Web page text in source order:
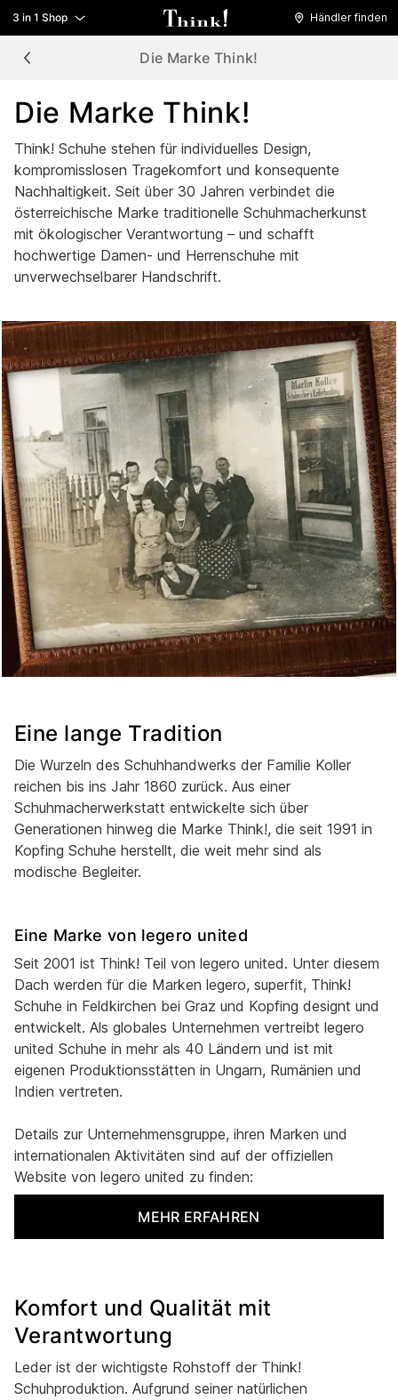
3 in 1 Shop Händler finden
Die Marke Think!
Die Marke Think!
Think! Schuhe stehen für individuelles Design,
kompromisslosen Tragekomfort und konsequente
Nachhaltigkeit. Seit über 30 Jahren verbindet die
österreichische Marke traditionelle Schuhmacherkunst
mit ökologischer Verantwortung – und schafft
hochwertige Damen- und Herrenschuhe mit
unverwechselbarer Handschrift.
Eine lange Tradition
Die Wurzeln des Schuhhandwerks der Familie Koller
reichen bis ins Jahr 1860 zurück. Aus einer
Schuhmacherwerkstatt entwickelte sich über
Generationen hinweg die Marke Think!, die seit 1991 in
Kopfing Schuhe herstellt, die weit mehr sind als
modische Begleiter.
Eine Marke von legero united
Seit 2001 ist Think! Teil von legero united. Unter diesem
Dach werden für die Marken legero, superfit, Think!
Schuhe in Feldkirchen bei Graz und Kopfing designt und
entwickelt. Als globales Unternehmen vertreibt legero
united Schuhe in mehr als 40 Ländern und ist mit
eigenen Produktionsstätten in Ungarn, Rumänien und
Indien vertreten.
Details zur Unternehmensgruppe, ihren Marken und
internationalen Aktivitäten sind auf der offiziellen
Website von legero united zu finden:
MEHR ERFAHREN
Komfort und Qualität mit
Verantwortung
Leder ist der wichtigste Rohstoff der Think!
Schuhproduktion. Aufgrund seiner natürlichen